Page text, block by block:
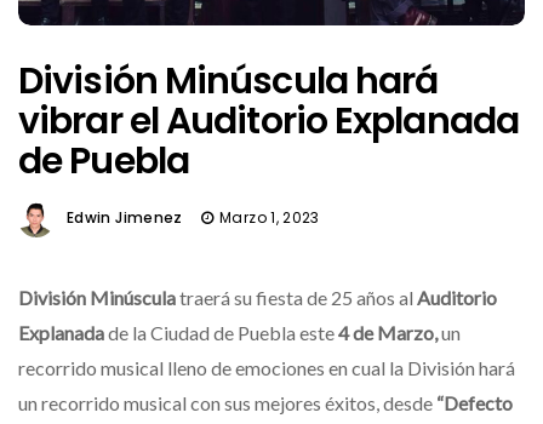
División Minúscula hará
vibrar el Auditorio Explanada
de Puebla
Edwin Jimenez Marzo 1, 2023
División Minúsculatraerá su fiesta de 25 años al Auditorio
Explanadade la Ciudad de Puebla este4 de Marzo,un
recorrido musical lleno de emociones en cual la División hará
un recorrido musical con sus mejores éxitos, desde “Defecto